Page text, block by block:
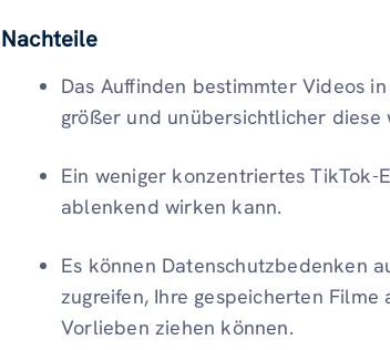
Nachteile
Das Auffinden bestimmter Videos
größer und unübersichtlicher diese
Ein weniger konzentriertes
ablenkend wirken kann.
Es können Datenschutzbedenken
zugreifen, Ihre gespeicherten
Vorlieben ziehen können.